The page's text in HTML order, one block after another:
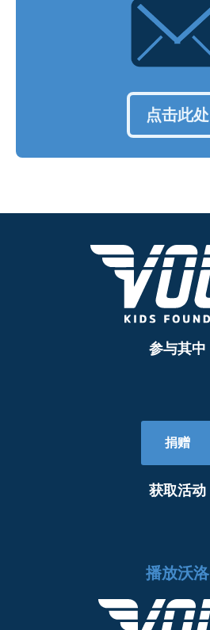
点击此处
参与其中
捐赠
获取活动
播放沃洛